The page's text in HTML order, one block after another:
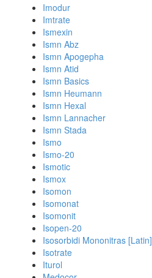
Imodur
Imtrate
Ismexin
Ismn Abz
Ismn Apogepha
Ismn Atid
Ismn Basics
Ismn Heumann
Ismn Hexal
Ismn Lannacher
Ismn Stada
Ismo
Ismo-20
Ismotic
Ismox
Isomon
Isomonat
Isomonit
Isopen-20
Isosorbidi Mononitras [Latin]
Isotrate
Iturol